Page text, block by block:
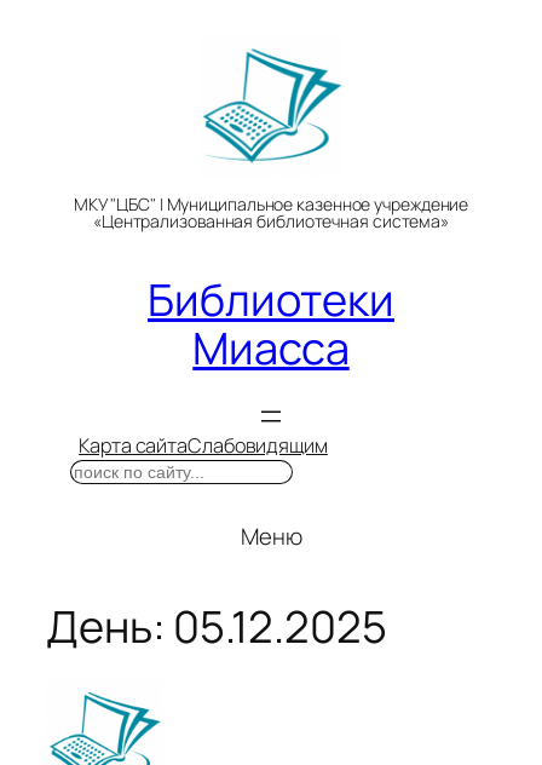
МКУ "ЦБС" | Муниципальное казенное учреждение
«Централизованная библиотечная система»
Библиотеки
Миасса
Карта сайтаСлабовидящим
Поиск
Меню
День: 05.12.2025